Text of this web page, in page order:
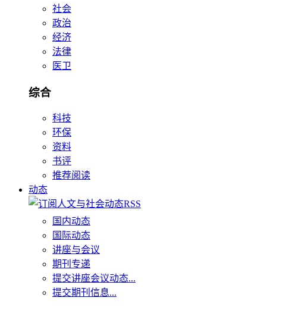
社会
政治
经济
法律
医卫
综合
科技
环保
资料
书评
推荐阅读
动态
国内动态
国际动态
讲座与会议
期刊专递
提交讲座会议动态...
提交期刊信息...